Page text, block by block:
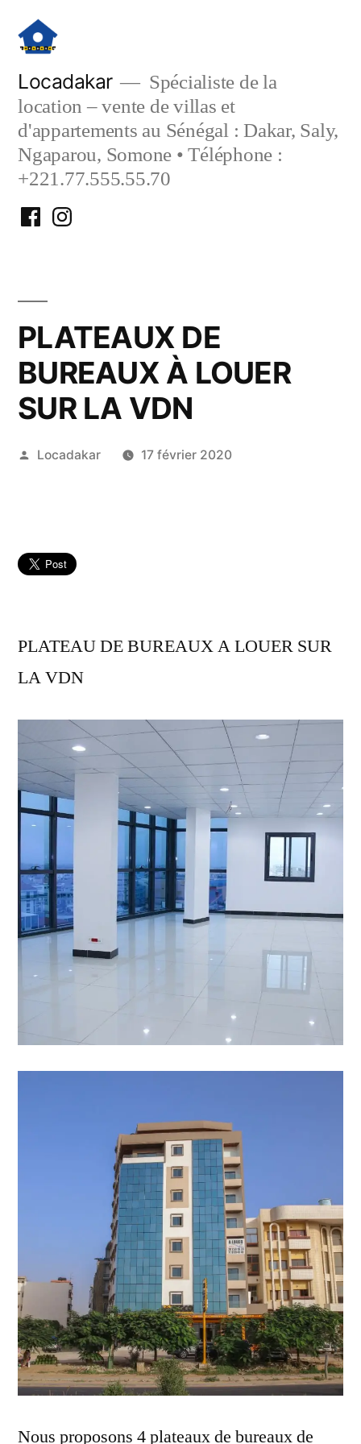
contenu
Locadakar
Spécialiste de la
location – vente de villas et
d'appartements au Sénégal : Dakar, Saly,
Ngaparou, Somone • Téléphone :
+221.77.555.55.70
FacebookInstagram
PLATEAUX DE
BUREAUX À LOUER
SUR LA VDN
Publié
Locadakar 17 février 2020
PLATEAU DE BUREAUX A LOUER SUR
LA VDN
Nous proposons 4 plateaux de bureaux de